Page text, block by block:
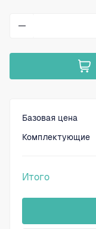
Базовая цена
Комплектующие
Итого